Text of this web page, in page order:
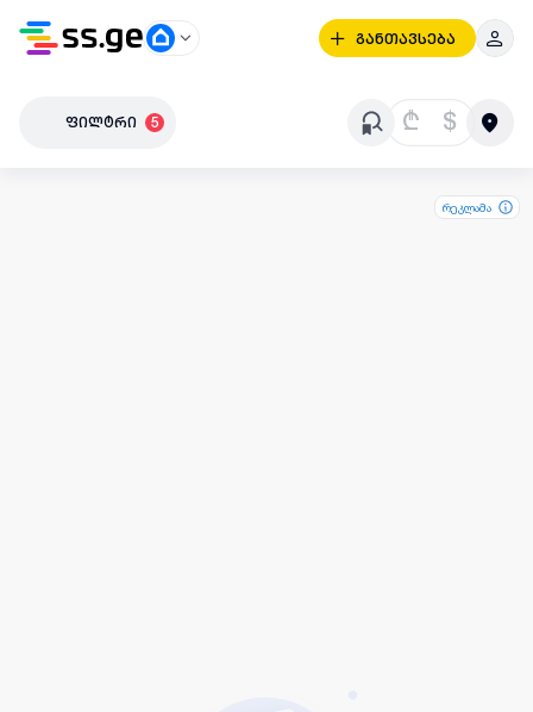
განთავსება
ფილტრი 5 ₾ $
რეკლამა